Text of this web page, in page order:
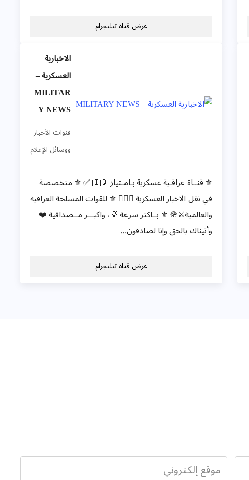
عرض قناة تيليجرام
الاخبارية
العسكرية –
MILITAR
Y NEWS
قنوات الأخبار
ووسائل الإعلام
⚜️ قنــاة عراقـية عسكرية بـامـتياز 🇮🇶 ✅ ⚜️ متخصصة
في نقل الاخبار العسكرية 👨🏻‍✈️ ⚜️ للقوات المسلحة العراقية
والعالمية⚔️🪖 ⚜️ بــاكثر سرعة 💡، واكبـــر مــصداقية ❤️
وأتيناك بالحق وإنا لصادقون...
عرض قناة تيليجرام